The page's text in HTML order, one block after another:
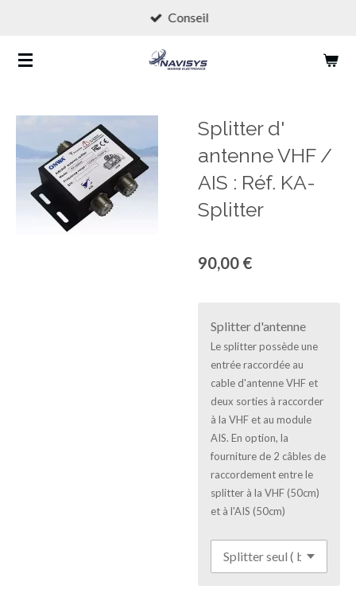
contenu
Conseil
Splitter d'
antenne VHF /
AIS : Réf. KA-
Splitter
90,00 €
Splitter d'antenne
Le splitter possède une
entrée raccordée au
cable d'antenne VHF et
deux sorties à raccorder
à la VHF et au module
AIS. En option, la
fourniture de 2 câbles de
raccordement entre le
splitter à la VHF (50cm)
et à l'AIS (50cm)